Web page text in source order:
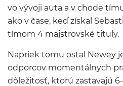
vo vývoji auta a v chode
ako v čase, keď získal
tímom 4 majstrovské tituly.
Napriek tomu ostal Newey
odporcov momentálnych
dôležitosť, ktorú zastavajú